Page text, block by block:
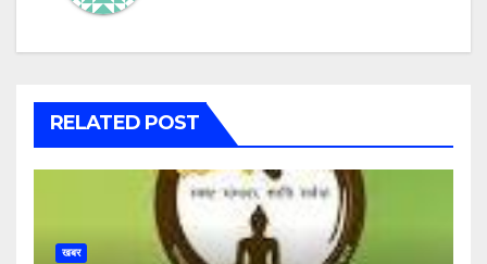
RELATED POST
खबर